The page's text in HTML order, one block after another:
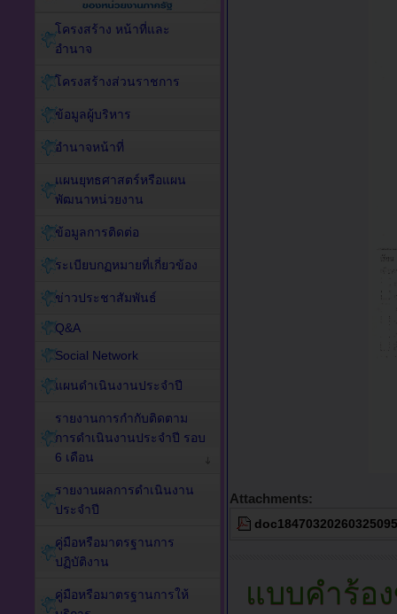
Attachments:
แบบคำร้อ
โครงสร้าง หน้าที่และ
อำนาจ
โครงสร้างส่วนราชการ
ข้อมูลผู้บริหาร
อำนาจหน้าที่
แผนยุทธศาสตร์หรือแผน
พัฒนาหน่วยงาน
ข้อมูลการติดต่อ
ระเบียบกฏหมายที่เกี่ยวข้อง
ข่าวประชาสัมพันธ์
Q&A
Social Network
แผนดำเนินงานประจำปี
รายงานการกำกับติดตาม
การดำเนินงานประจำปี รอบ
6 เดือน
รายงานผลการดำเนินงาน
ประจำปี
คู่มือหรือมาตรฐานการ
ปฏิบัติงาน
คู่มือหรือมาตรฐานการให้